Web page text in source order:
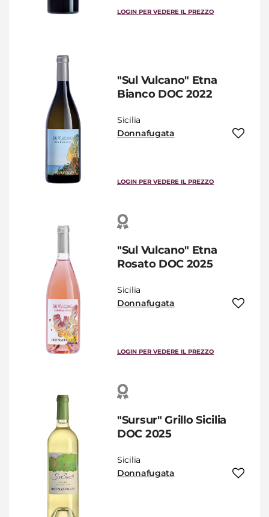
LOGIN PER VEDERE IL PREZZO
"Sul Vulcano" Etna
Bianco DOC 2022
Sicilia
Donnafugata
LOGIN PER VEDERE IL PREZZO
"Sul Vulcano" Etna
Rosato DOC 2025
Sicilia
Donnafugata
LOGIN PER VEDERE IL PREZZO
"Sursur" Grillo Sicilia
DOC 2025
Sicilia
Donnafugata